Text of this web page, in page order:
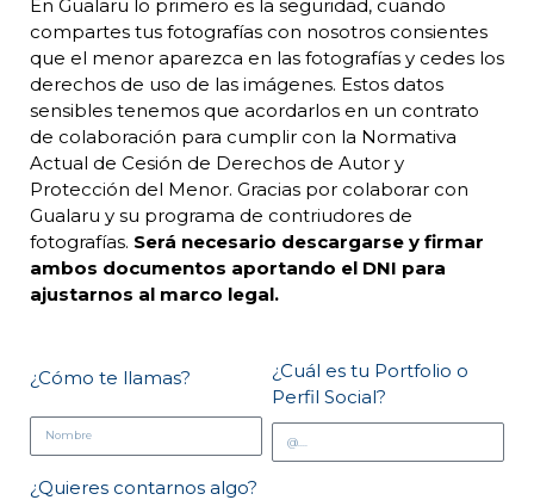
En Gualaru lo primero es la seguridad, cuando
compartes tus fotografías con nosotros consientes
que el menor aparezca en las fotografías y cedes los
derechos de uso de las imágenes. Estos datos
sensibles tenemos que acordarlos en un contrato
de colaboración para cumplir con la Normativa
Actual de Cesión de Derechos de Autor y
Protección del Menor. Gracias por colaborar con
Gualaru y su programa de contriudores de
fotografías. Será necesario descargarse y firmar
ambos documentos aportando el DNI para
ajustarnos al marco legal.
¿Cómo te llamas?
¿Cuál es tu Portfolio o
Perfil Social?
¿Quieres contarnos algo?